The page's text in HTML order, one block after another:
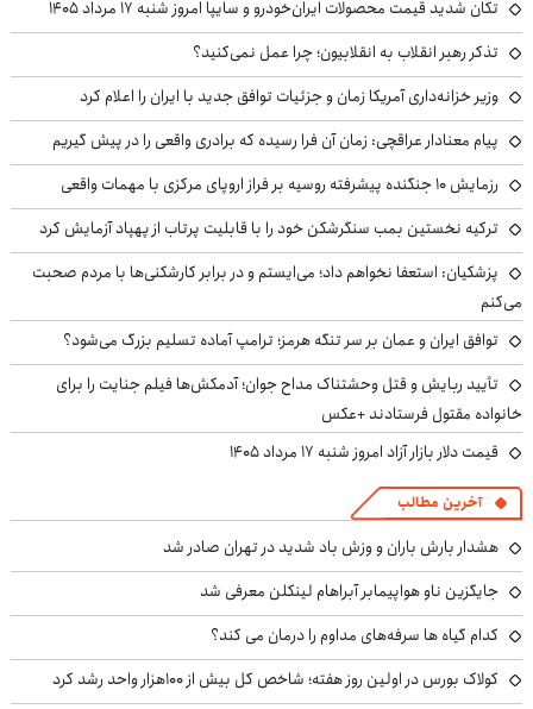
تکان شدید قیمت محصولات ایران‌خودرو و سایپا امروز شنبه ۱۷ مرداد ۱۴۰۵
تذکر رهبر انقلاب به انقلابیون؛ چرا عمل نمی‌کنید؟
وزیر خزانه‌داری آمریکا زمان و جزئیات توافق جدید با ایران را اعلام کرد
پیام معنادار عراقچی: زمان آن فرا رسیده که برادری واقعی را در پیش گیریم
رزمایش ۱۰ جنگنده پیشرفته روسیه بر فراز اروپای مرکزی با مهمات واقعی
ترکیه نخستین بمب سنگرشکن خود را با قابلیت پرتاب از پهپاد آزمایش کرد
پزشکیان: استعفا نخواهم داد؛ می‌ایستم و در برابر کارشکنی‌ها با مردم صحبت
می‌کنم
توافق ایران و عمان بر سر تنگه هرمز؛ ترامپ آماده تسلیم بزرگ می‌شود؟
تأیید ربایش و قتل وحشتناک مداح جوان؛ آدمکش‌ها فیلم جنایت را برای
خانواده مقتول فرستادند +عکس
قیمت دلار بازار آزاد امروز شنبه ۱۷ مرداد ۱۴۰۵
آخرین مطالب
هشدار بارش باران و وزش باد شدید در تهران صادر شد
جایگزین ناو هواپیمابر آبراهام لینکلن معرفی شد
کدام گیاه ها سرفه‌های مداوم را درمان می کند؟
کولاک بورس در اولین روز هفته؛ شاخص کل بیش از ۱۰۰هزار واحد رشد کرد